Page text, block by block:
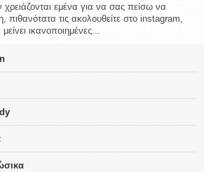
χρειάζονται εμένα για να σας πείσω να
πιθανότατα τις ακολουθείτε στο instagram,
ικανοποιημένες...